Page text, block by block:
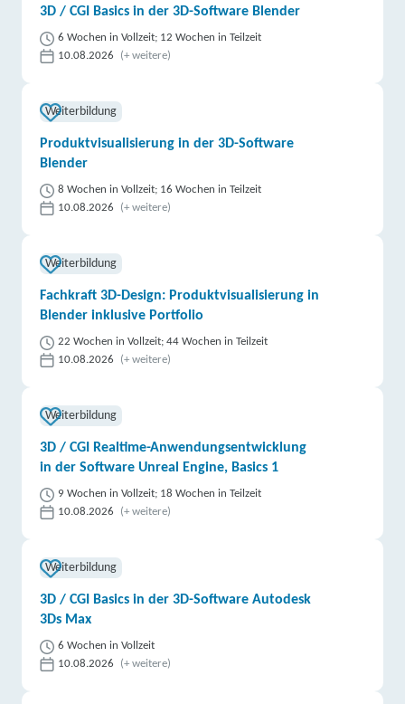
3D / CGI Basics in der 3D-Software Blender
6 Wochen in Vollzeit; 12 Wochen in Teilzeit
10.08.2026
(+ weitere)
Weiterbildung
Produktvisualisierung in der 3D-Software
Blender
8 Wochen in Vollzeit; 16 Wochen in Teilzeit
10.08.2026
(+ weitere)
Weiterbildung
Fachkraft 3D-Design: Produktvisualisierung in
Blender inklusive Portfolio
22 Wochen in Vollzeit; 44 Wochen in Teilzeit
10.08.2026
(+ weitere)
Weiterbildung
3D / CGI Realtime-Anwendungsentwicklung
in der Software Unreal Engine, Basics 1
9 Wochen in Vollzeit; 18 Wochen in Teilzeit
10.08.2026
(+ weitere)
Weiterbildung
3D / CGI Basics in der 3D-Software Autodesk
3Ds Max
6 Wochen in Vollzeit
10.08.2026
(+ weitere)